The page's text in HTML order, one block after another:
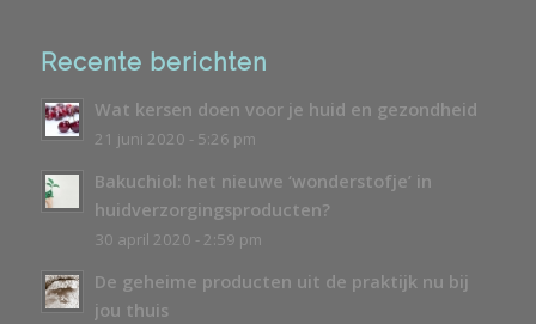
Recente berichten
Wat kersen doen voor je huid en gezondheid
21 juni 2020 - 5:26 pm
Bakuchiol: het nieuwe ‘wonderstofje’ in
huidverzorgingsproducten?
30 april 2020 - 2:59 pm
De geheime producten uit de praktijk nu bij
jou thuis